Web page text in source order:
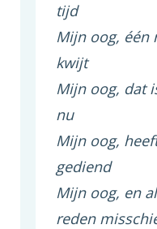
tijd
Mijn oog, één
kwijt
Mijn oog, dat
nu
Mijn oog,
gediend
Mijn oog, en
reden